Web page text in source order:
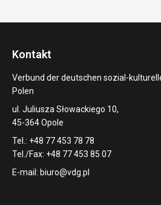
Kontakt
Verbund der deutschen sozial-
Polen
ul. Juliusza Słowackiego 10,
45-364 Opole
Tel.: +48 77 453 78 78
Tel./Fax: +48 77 453 85 07
E-mail: biuro@vdg.pl